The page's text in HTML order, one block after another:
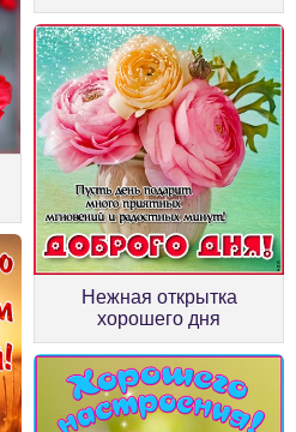
Нежная открытка
хорошего дня